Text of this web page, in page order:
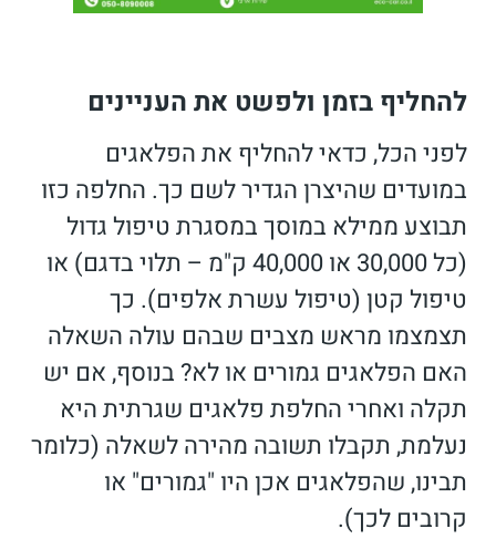
להחליף בזמן ולפשט את העניינים
לפני הכל, כדאי להחליף את הפלאגים
במועדים שהיצרן הגדיר לשם כך. החלפה כזו
תבוצע ממילא במוסך במסגרת טיפול גדול
(כל 30,000 או 40,000 ק"מ – תלוי בדגם) או
טיפול קטן (טיפול עשרת אלפים). כך
תצמצמו מראש מצבים שבהם עולה השאלה
האם הפלאגים גמורים או לא? בנוסף, אם יש
תקלה ואחרי החלפת פלאגים שגרתית היא
נעלמת, תקבלו תשובה מהירה לשאלה (כלומר
תבינו, שהפלאגים אכן היו "גמורים" או
קרובים לכך).